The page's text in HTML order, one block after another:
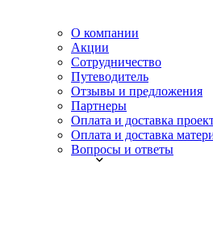
О компании
Акции
Сотрудничество
Путеводитель
Отзывы и предложения
Партнеры
Оплата и доставка
Оплата и доставка
Вопросы и ответы